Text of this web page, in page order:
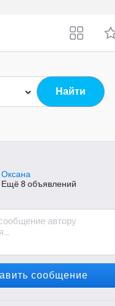
Оксана
Ещё 8 объявлений
сообщение